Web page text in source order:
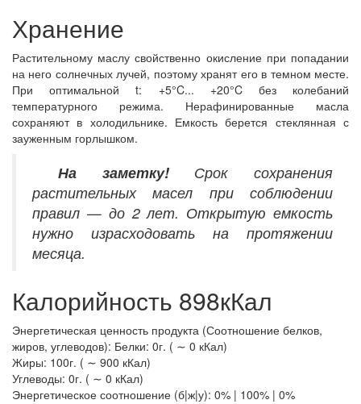
Хранение
Растительному маслу свойственно окисление при попадании
на него солнечных лучей, поэтому хранят его в темном месте.
При оптимальной t: +5°C... +20°C без колебаний
температурного режима. Нерафинированные масла
сохраняют в холодильнике. Емкость берется стеклянная с
зауженным горлышком.
На заметку!Срок сохранения
растительных масел при соблюдении
правил — до 2 лет. Открытую емкость
нужно израсходовать на протяжении
месяца.
Калорийность 898кКал
Энергетическая ценность продукта (Соотношение белков,
жиров, углеводов): Белки: 0г. ( ∼ 0 кКал)
Жиры: 100г. ( ∼ 900 кКал)
Углеводы: 0г. ( ∼ 0 кКал)
Энергетическое соотношение (б|ж|у): 0% | 100% | 0%